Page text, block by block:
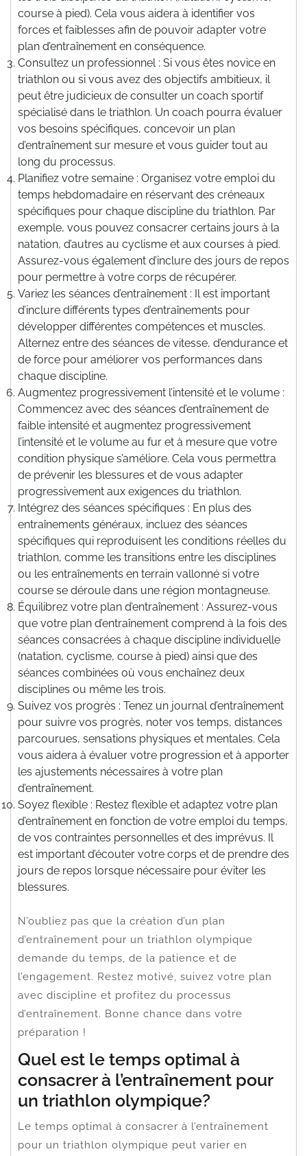
course à pied). Cela vous aidera à identifier vos
forces et faiblesses afin de pouvoir adapter votre
plan d’entraînement en conséquence.
Consultez un professionnel : Si vous êtes novice en
triathlon ou si vous avez des objectifs ambitieux, il
peut être judicieux de consulter un coach sportif
spécialisé dans le triathlon. Un coach pourra évaluer
vos besoins spécifiques, concevoir un plan
d’entraînement sur mesure et vous guider tout au
long du processus.
Planifiez votre semaine : Organisez votre emploi du
temps hebdomadaire en réservant des créneaux
spécifiques pour chaque discipline du triathlon. Par
exemple, vous pouvez consacrer certains jours à la
natation, d’autres au cyclisme et aux courses à pied.
Assurez-vous également d’inclure des jours de repos
pour permettre à votre corps de récupérer.
Variez les séances d’entraînement : Il est important
d’inclure différents types d’entraînements pour
développer différentes compétences et muscles.
Alternez entre des séances de vitesse, d’endurance et
de force pour améliorer vos performances dans
chaque discipline.
Augmentez progressivement l’intensité et le volume :
Commencez avec des séances d’entraînement de
faible intensité et augmentez progressivement
l’intensité et le volume au fur et à mesure que votre
condition physique s’améliore. Cela vous permettra
de prévenir les blessures et de vous adapter
progressivement aux exigences du triathlon.
Intégrez des séances spécifiques : En plus des
entraînements généraux, incluez des séances
spécifiques qui reproduisent les conditions réelles du
triathlon, comme les transitions entre les disciplines
ou les entraînements en terrain vallonné si votre
course se déroule dans une région montagneuse.
Équilibrez votre plan d’entraînement : Assurez-vous
que votre plan d’entraînement comprend à la fois des
séances consacrées à chaque discipline individuelle
(natation, cyclisme, course à pied) ainsi que des
séances combinées où vous enchaînez deux
disciplines ou même les trois.
Suivez vos progrès : Tenez un journal d’entraînement
pour suivre vos progrès, noter vos temps, distances
parcourues, sensations physiques et mentales. Cela
vous aidera à évaluer votre progression et à apporter
les ajustements nécessaires à votre plan
d’entraînement.
Soyez flexible : Restez flexible et adaptez votre plan
d’entraînement en fonction de votre emploi du temps,
de vos contraintes personnelles et des imprévus. Il
est important d’écouter votre corps et de prendre des
jours de repos lorsque nécessaire pour éviter les
blessures.
N’oubliez pas que la création d’un plan
d’entraînement pour un triathlon olympique
demande du temps, de la patience et de
l’engagement. Restez motivé, suivez votre plan
avec discipline et profitez du processus
d’entraînement. Bonne chance dans votre
préparation !
Quel est le temps optimal à
consacrer à l’entraînement pour
un triathlon olympique?
Le temps optimal à consacrer à l’entraînement
pour un triathlon olympique peut varier en